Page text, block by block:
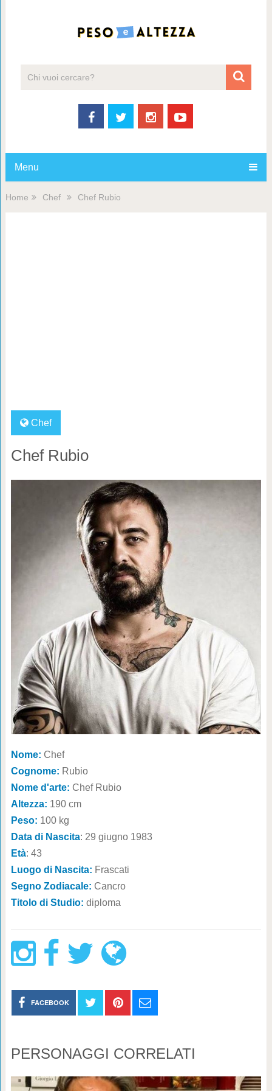
Menu
Home Chef Chef Rubio
Chef
Chef Rubio
Nome: Chef
Cognome: Rubio
Nome d'arte: Chef Rubio
Altezza: 190 cm
Peso: 100 kg
Data di Nascita: 29 giugno 1983
Età: 43
Luogo di Nascita: Frascati
Segno Zodiacale: Cancro
Titolo di Studio: diploma
FACEBOOK
PERSONAGGI CORRELATI